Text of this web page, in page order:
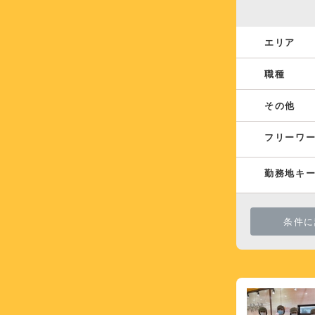
エリア
職種
その他
フリーワ
勤務地キ
条件